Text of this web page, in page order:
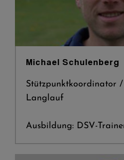
Michael Schulenberg
Stützpunktkoordinator
Langlauf
Ausbildung: DSV-